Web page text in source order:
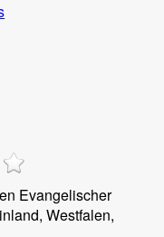
Evangelischer
Westfalen,